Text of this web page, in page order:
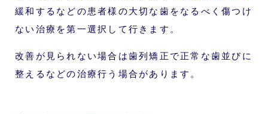
緩和するなどの患者様の大切な歯をなるべく傷つけ
ない治療を第一選択して行きます。
改善が見られない場合は歯列矯正で正常な歯並びに
整えるなどの治療行う場合があります。